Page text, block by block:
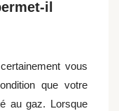
il
vous
que votre
au gaz. Lorsque